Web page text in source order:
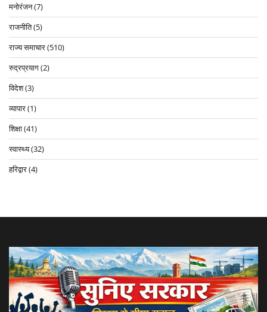
मनोरंजन(7)
राजनीति(5)
राज्य समाचार(510)
रुद्रप्रयाग(2)
विदेश(3)
व्यापार(1)
शिक्षा(41)
स्वास्थ्य(32)
हरिद्वार(4)